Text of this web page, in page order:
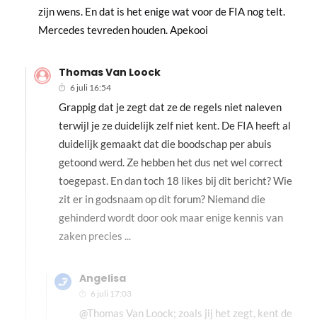
zijn wens. En dat is het enige wat voor de FIA nog telt.
Mercedes tevreden houden. Apekooi
Thomas Van Loock
6 juli 16:54
Grappig dat je zegt dat ze de regels niet naleven
terwijl je ze duidelijk zelf niet kent. De FIA heeft al
duidelijk gemaakt dat die boodschap per abuis
getoond werd. Ze hebben het dus net wel correct
toegepast. En dan toch 18 likes bij dit bericht? Wie
zit er in godsnaam op dit forum? Niemand die
gehinderd wordt door ook maar enige kennis van
zaken precies ...
Angelisa
6 juli 17:03
@Thomas Van Loock; zoals jij het zegt, kent de